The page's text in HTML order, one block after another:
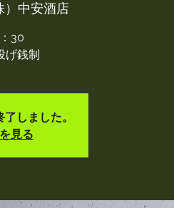
）中安酒店
30
げ銭制
しました。
見る